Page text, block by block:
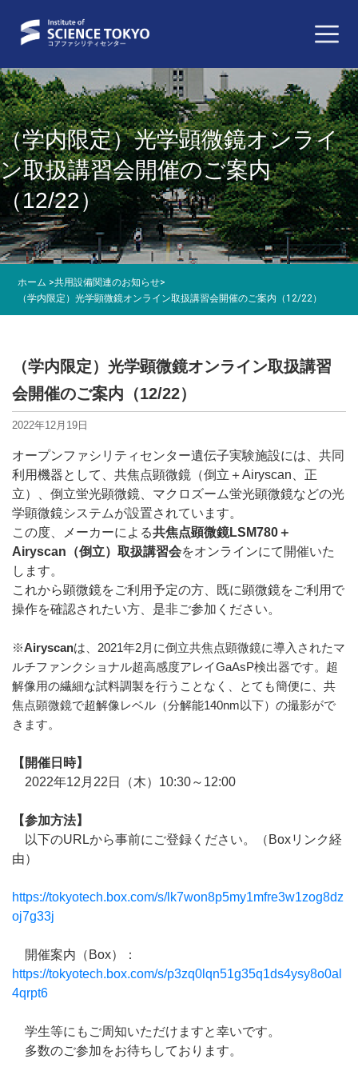
ホーム >共用設備関連のお知らせ>
（学内限定）光学顕微鏡オンライン取扱講習会開催のご案内（12/22）
（学内限定）光学顕微鏡オンライ
ン取扱講習会開催のご案内
（12/22）
（学内限定）光学顕微鏡オンライン取扱講習
会開催のご案内（12/22）
2022年12月19日
オープンファシリティセンター遺伝子実験施設には、共同
利用機器として、共焦点顕微鏡（倒立＋Airyscan、正
立）、倒立蛍光顕微鏡、マクロズーム蛍光顕微鏡などの光
学顕微鏡システムが設置されています。
この度、メーカーによる共焦点顕微鏡LSM780＋
Airyscan（倒立）取扱講習会をオンラインにて開催いた
します。
これから顕微鏡をご利用予定の方、既に顕微鏡をご利用で
操作を確認されたい方、是非ご参加ください。
※Airyscanは、2021年2月に倒立共焦点顕微鏡に導入されたマ
ルチファンクショナル超高感度アレイGaAsP検出器です。超
解像用の繊細な試料調製を行うことなく、とても簡便に、共
焦点顕微鏡で超解像レベル（分解能140nm以下）の撮影がで
きます。
【開催日時】
2022年12月22日（木）10:30～12:00
【参加方法】
以下のURLから事前にご登録ください。（Boxリンク経
由）
https://tokyotech.box.com/s/lk7won8p5my1mfre3w1zog8dz
oj7g33j
開催案内（Box）：
https://tokyotech.box.com/s/p3zq0lqn51g35q1ds4ysy8o0al
4qrpt6
学生等にもご周知いただけますと幸いです。
多数のご参加をお待ちしております。